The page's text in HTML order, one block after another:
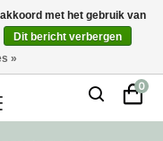
producten
0
met het gebruik van
Dit bericht verbergen
»